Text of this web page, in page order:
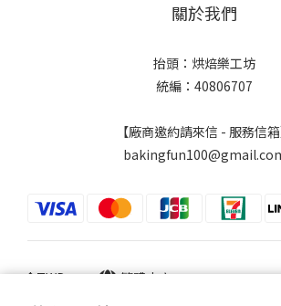
關於我們
抬頭：烘焙樂工坊
統編：40806707
【廠商邀約請來信 - 服務信箱
$TWD 繁體中文